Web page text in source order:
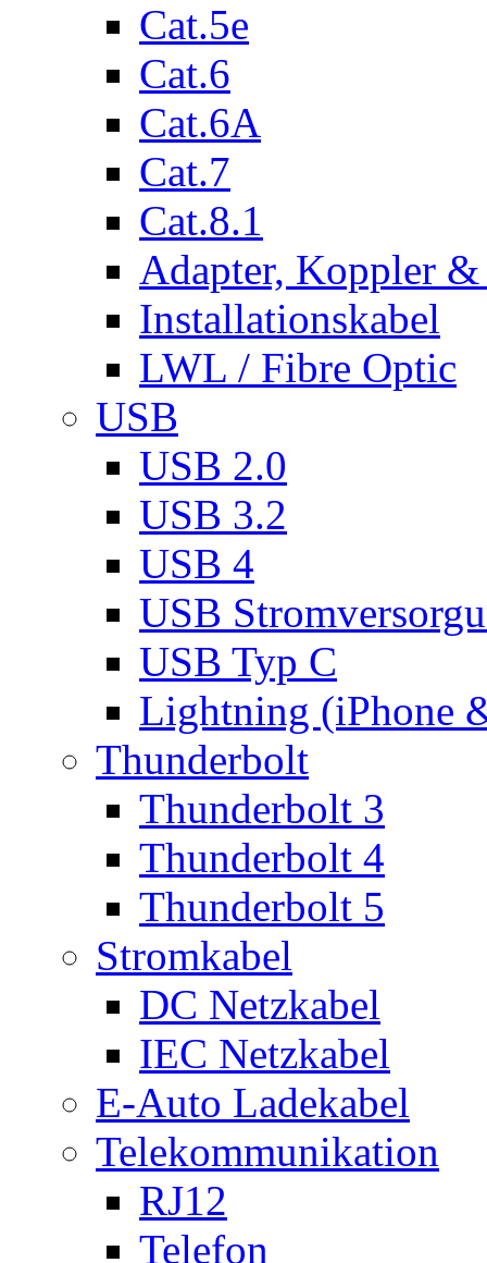
Cat.5e
Cat.6
Cat.6A
Cat.7
Cat.8.1
Adapter, Koppler &
Installationskabel
LWL / Fibre Optic
USB
USB 2.0
USB 3.2
USB 4
USB
USB Typ C
Lightning (iPhone
Thunderbolt
Thunderbolt 3
Thunderbolt 4
Thunderbolt 5
Stromkabel
DC Netzkabel
IEC Netzkabel
E-Auto Ladekabel
Telekommunikation
RJ12
Telefon